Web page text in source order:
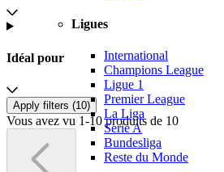
Ligues
International
Champions League
Ligue 1
Premier League
La Liga
Serie A
Bundesliga
Reste du Monde
Idéal pour
Apply filters (10)
Vous avez vu 1-10 produits de 10